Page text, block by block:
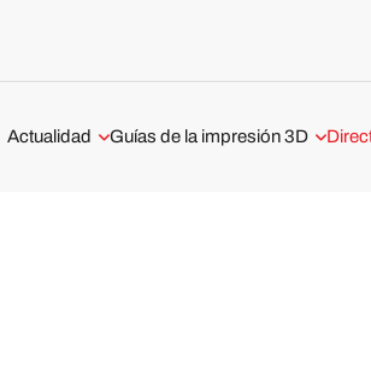
Actualidad Guías de la impresión 3D